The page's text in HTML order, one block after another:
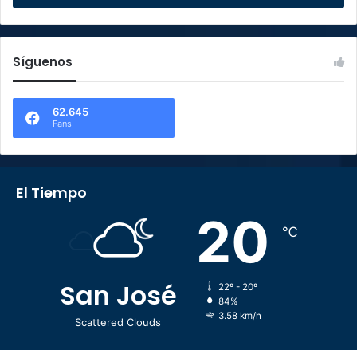
Síguenos
62.645
Fans
El Tiempo
San José
Scattered Clouds
20 ℃
22º - 20º
84%
3.58 km/h